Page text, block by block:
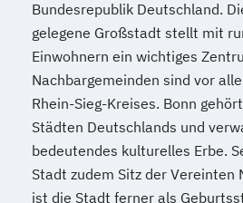
Bundesrepublik Deutschland.
gelegene Großstadt stellt mit
Einwohnern ein wichtiges
Nachbargemeinden sind vor
Rhein-Sieg-Kreises. Bonn
Städten Deutschlands und
bedeutendes kulturelles Erbe.
Stadt zudem Sitz der Vereinten
ist die Stadt ferner als